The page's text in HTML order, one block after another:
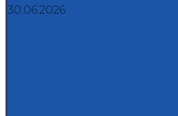
30.06.2026